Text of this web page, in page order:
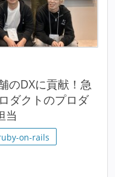
のDXに貢献！急
ダクトのプロダ
当
on-rails